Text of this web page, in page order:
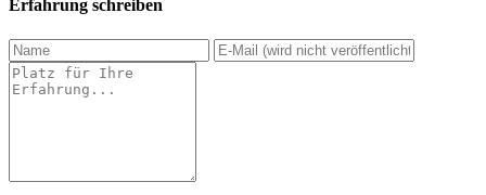
Erfahrung schreiben